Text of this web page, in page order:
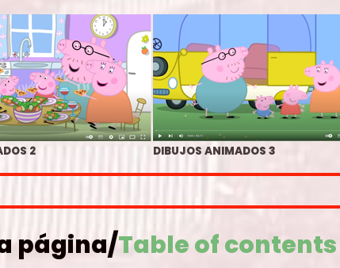
2 DIBUJOS ANIMADOS 3
página/Table of contents